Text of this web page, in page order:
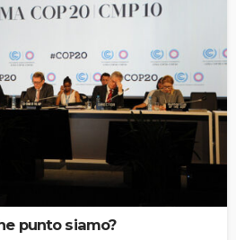
punto siamo?